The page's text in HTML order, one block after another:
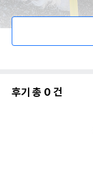
후기 총 0 건